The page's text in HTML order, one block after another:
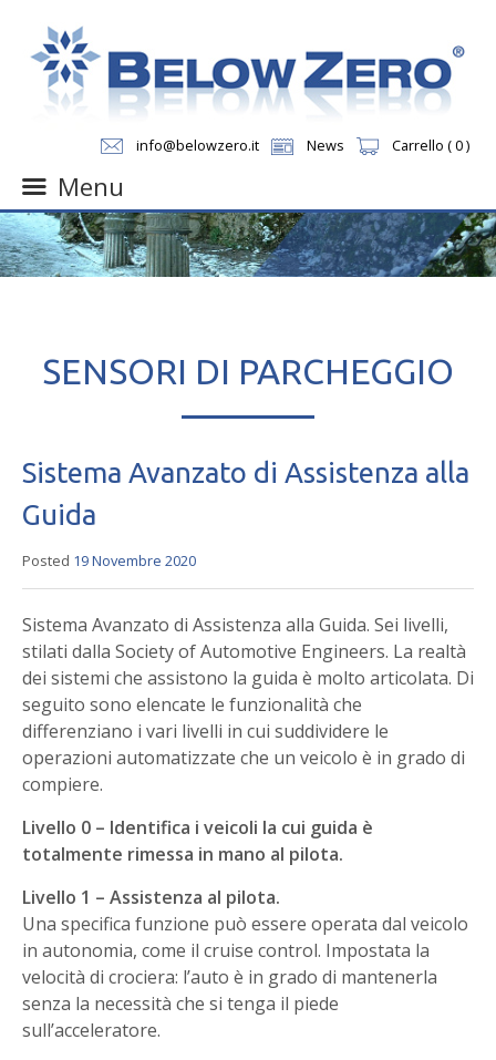
info@belowzero.it News Carrello ( 0 )
Menu
Skip
to
content
SENSORI DI PARCHEGGIO
Sistema Avanzato di Assistenza alla
Guida
Posted 19 Novembre 2020
Sistema Avanzato di Assistenza alla Guida. Sei livelli,
stilati dalla Society of Automotive Engineers. La realtà
dei sistemi che assistono la guida è molto articolata. Di
seguito sono elencate le funzionalità che
differenziano i vari livelli in cui suddividere le
operazioni automatizzate che un veicolo è in grado di
compiere.
Livello 0 – Identifica i veicoli la cui guida è
totalmente rimessa in mano al pilota.
Livello 1 – Assistenza al pilota.
Una specifica funzione può essere operata dal veicolo
in autonomia, come il cruise control. Impostata la
velocità di crociera: l’auto è in grado di mantenerla
senza la necessità che si tenga il piede
sull’acceleratore.